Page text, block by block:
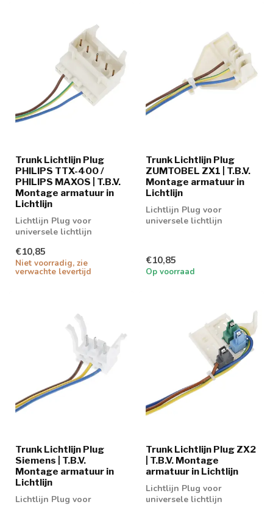
Trunk Lichtlijn Plug
PHILIPS TTX-400 /
PHILIPS MAXOS | T.B.V.
Montage armatuur in
Lichtlijn
Lichtlijn Plug voor
universele lichtlijn
€10,85
Niet voorradig, zie
verwachte levertijd
Trunk Lichtlijn Plug
ZUMTOBEL ZX1 | T.B.V.
Montage armatuur in
Lichtlijn
Lichtlijn Plug voor
universele lichtlijn
€10,85
Op voorraad
Trunk Lichtlijn Plug
Siemens | T.B.V.
Montage armatuur in
Lichtlijn
Lichtlijn Plug voor
Trunk Lichtlijn Plug ZX2
| T.B.V. Montage
armatuur in Lichtlijn
Lichtlijn Plug voor
universele lichtlijn